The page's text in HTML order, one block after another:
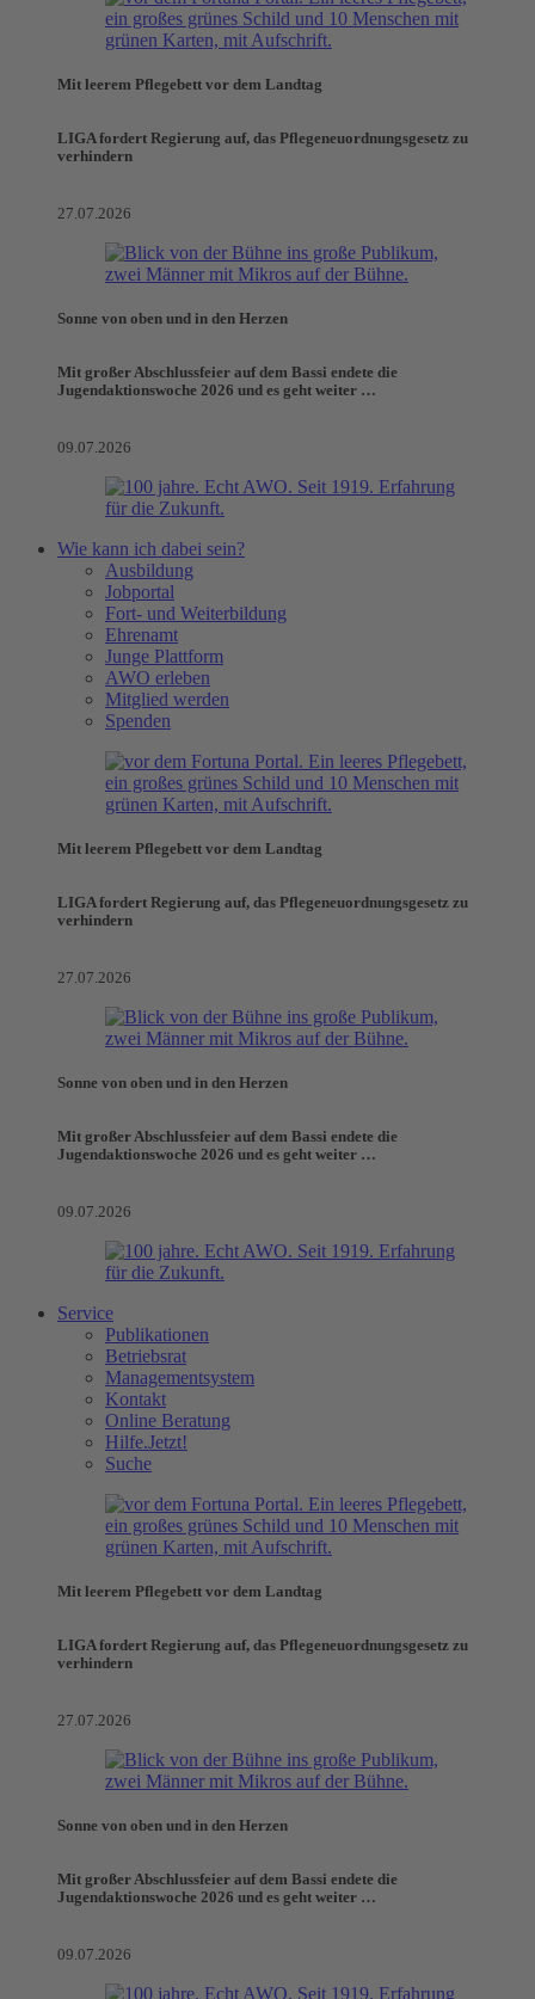
Mit leerem Pflegebett vor dem Landtag
LIGA fordert Regierung auf, das Pflegeneuordnungsgesetz zu
verhindern
27.07.2026
Sonne von oben und in den Herzen
Mit großer Abschlussfeier auf dem Bassi endete die
Jugendaktionswoche 2026 und es geht weiter …
09.07.2026
Wie kann ich dabei sein?
Ausbildung
Jobportal
Fort- und Weiterbildung
Ehrenamt
Junge Plattform
AWO erleben
Mitglied werden
Spenden
Mit leerem Pflegebett vor dem Landtag
LIGA fordert Regierung auf, das Pflegeneuordnungsgesetz zu
verhindern
27.07.2026
Sonne von oben und in den Herzen
Mit großer Abschlussfeier auf dem Bassi endete die
Jugendaktionswoche 2026 und es geht weiter …
09.07.2026
Service
Publikationen
Betriebsrat
Managementsystem
Kontakt
Online Beratung
Hilfe.Jetzt!
Suche
Mit leerem Pflegebett vor dem Landtag
LIGA fordert Regierung auf, das Pflegeneuordnungsgesetz zu
verhindern
27.07.2026
Sonne von oben und in den Herzen
Mit großer Abschlussfeier auf dem Bassi endete die
Jugendaktionswoche 2026 und es geht weiter …
09.07.2026